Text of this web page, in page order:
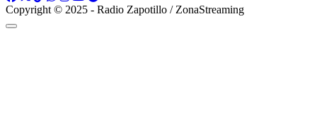
Copyright © 2025 - Radio Zapotillo / ZonaStreaming